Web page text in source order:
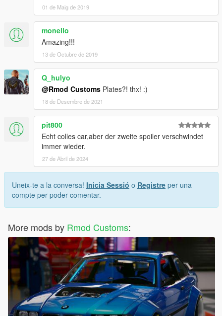
01 de Maig de 2019
monello
Amazing!!!
13 de Octubre de 2019
Q_hulyo
@Rmod Customs Plates?! thx! :)
18 de Desembre de 2021
pit800
Echt colles car,aber der zweite spoiler verschwindet
immer wieder.
27 de Abril de 2024
Uneix-te a la conversa! Inicia Sessió o Registre per una
compte per poder comentar.
More mods by Rmod Customs: